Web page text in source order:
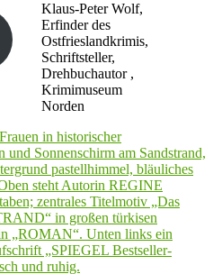
Klaus-Peter Wolf,
Erfinder des
Ostfrieslandkrimis,
Schriftsteller,
Drehbuchautor ,
Krimimuseum
Norden